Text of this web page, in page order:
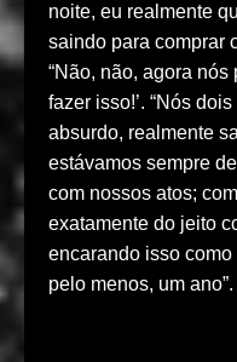
noite, eu realmente
saindo para comprar
“Não, não, agora
fazer isso!’. “Nós
absurdo, realmente
estávamos sempre
com nossos atos;
exatamente do jeito
encarando isso
pelo menos, um ano”.